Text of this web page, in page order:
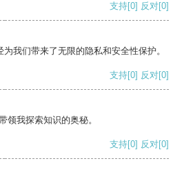
支持[0] 反对[0]
我们带来了无限的隐私和安全性保护。
支持[0] 反对[0]
领我探索知识的奥秘。
支持[0] 反对[0]